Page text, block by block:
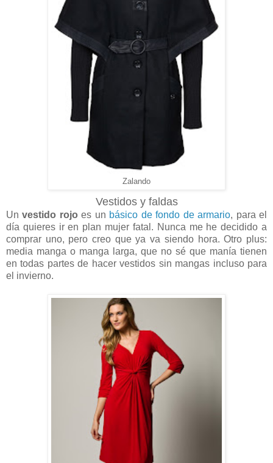
Zalando
Vestidos y faldas
Unvestido rojo es un básico de fondo de armario, para el
día quieres ir en plan mujer fatal. Nunca me he decidido a
comprar uno, pero creo que ya va siendo hora. Otro plus:
media manga o manga larga, que no sé que manía tienen
en todas partes de hacer vestidos sin mangas incluso para
el invierno.